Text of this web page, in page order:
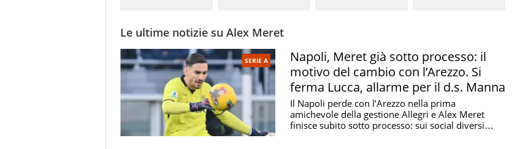
Le ultime notizie su Alex Meret
SERIE A
Napoli, Meret già sotto processo: il
motivo del cambio con l’Arezzo. Si
ferma Lucca, allarme per il d.s. Manna
Il Napoli perde con l’Arezzo nella prima
amichevole della gestione Allegri e Alex Meret
finisce subito sotto processo: sui social diversi